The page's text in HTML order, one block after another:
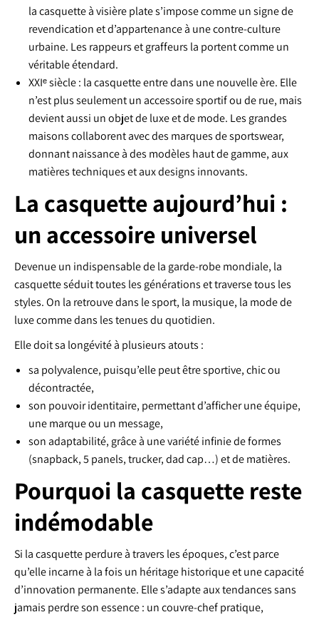
la casquette à visière plate s’impose comme un signe de
revendication et d’appartenance à une contre-culture
urbaine. Les rappeurs et graffeurs la portent comme un
véritable étendard.
XXIᵉ siècle : la casquette entre dans une nouvelle ère. Elle
n’est plus seulement un accessoire sportif ou de rue, mais
devient aussi un objet de luxe et de mode. Les grandes
maisons collaborent avec des marques de sportswear,
donnant naissance à des modèles haut de gamme, aux
matières techniques et aux designs innovants.
La casquette aujourd’hui :
un accessoire universel
Devenue un indispensable de la garde-robe mondiale, la
casquette séduit toutes les générations et traverse tous les
styles. On la retrouve dans le sport, la musique, la mode de
luxe comme dans les tenues du quotidien.
Elle doit sa longévité à plusieurs atouts :
sa polyvalence, puisqu’elle peut être sportive, chic ou
décontractée,
son pouvoir identitaire, permettant d’afficher une équipe,
une marque ou un message,
son adaptabilité, grâce à une variété infinie de formes
(snapback, 5 panels, trucker, dad cap…) et de matières.
Pourquoi la casquette reste
indémodable
Si la casquette perdure à travers les époques, c’est parce
qu’elle incarne à la fois un héritage historique et une capacité
d’innovation permanente. Elle s’adapte aux tendances sans
jamais perdre son essence : un couvre-chef pratique,